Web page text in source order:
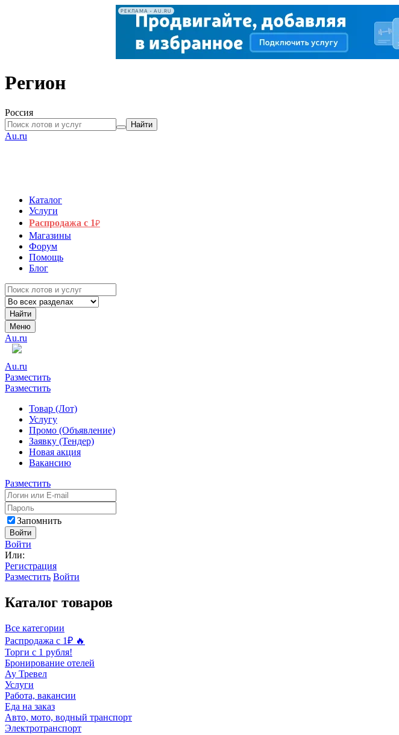
РЕКЛАМА • AU.RU
Регион
Россия
Найти
Au.ru
Каталог
Услуги
Распродажа с 1₽
Магазины
Форум
Помощь
Блог
Найти
Меню
Au.ru
Au.ru
Разместить
Разместить
Товар (Лот)
Услугу
Промо (Объявление)
Заявку (Тендер)
Новая акция
Вакансию
Разместить
Запомнить
Войти
Войти
Или:
Регистрация
Разместить Войти
Каталог товаров
Все категории
Распродажа с 1₽ 🔥
Торги с 1 рубля!
Бронирование отелей
Ау Тревел
Услуги
Работа, вакансии
Еда на заказ
Авто, мото, водный транспорт
Электротранспорт